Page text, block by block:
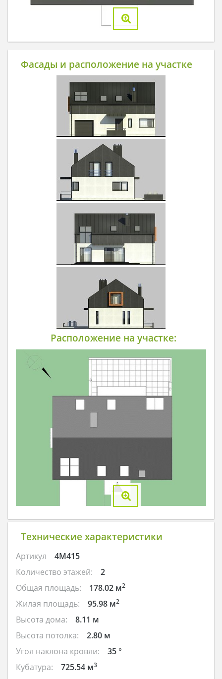
Фасады и расположение на участке
Расположение на участке:
Технические характеристики
Артикул
4M415
Количество этажей:
2
Общая площадь:
178.02 м2
Жилая площадь: 95.98 м2
Высота дома:
8.11 м
Высота потолка:
2.80 м
Угол наклона кровли:
35 °
Кубатура:
725.54 м3